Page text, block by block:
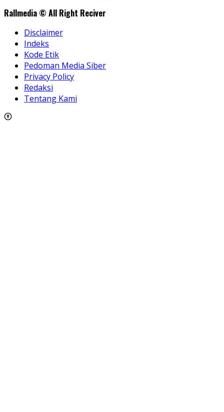
Rallmedia © All Right Reciver
Disclaimer
Indeks
Kode Etik
Pedoman Media Siber
Privacy Policy
Redaksi
Tentang Kami